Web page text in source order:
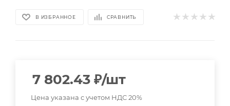
В ИЗБРАННОЕ СРАВНИТЬ
7 802.43 ₽/шт
Цена указана с учетом НДС 20%